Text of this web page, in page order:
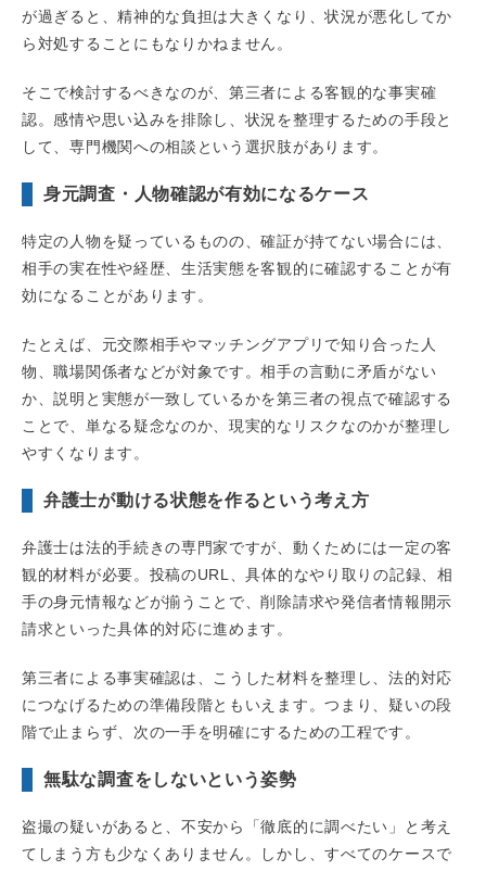
が過ぎると、精神的な負担は大きくなり、状況が悪化してか
ら対処することにもなりかねません。
そこで検討するべきなのが、第三者による客観的な事実確
認。感情や思い込みを排除し、状況を整理するための手段と
して、専門機関への相談という選択肢があります。
身元調査・人物確認が有効になるケース
特定の人物を疑っているものの、確証が持てない場合には、
相手の実在性や経歴、生活実態を客観的に確認することが有
効になることがあります。
たとえば、元交際相手やマッチングアプリで知り合った人
物、職場関係者などが対象です。相手の言動に矛盾がない
か、説明と実態が一致しているかを第三者の視点で確認する
ことで、単なる疑念なのか、現実的なリスクなのかが整理し
やすくなります。
弁護士が動ける状態を作るという考え方
弁護士は法的手続きの専門家ですが、動くためには一定の客
観的材料が必要。投稿のURL、具体的なやり取りの記録、相
手の身元情報などが揃うことで、削除請求や発信者情報開示
請求といった具体的対応に進めます。
第三者による事実確認は、こうした材料を整理し、法的対応
につなげるための準備段階ともいえます。つまり、疑いの段
階で止まらず、次の一手を明確にするための工程です。
無駄な調査をしないという姿勢
盗撮の疑いがあると、不安から「徹底的に調べたい」と考え
てしまう方も少なくありません。しかし、すべてのケースで